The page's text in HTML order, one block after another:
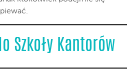
Szkoły Kantorów